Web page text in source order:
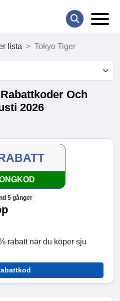
lista Tokyo Tiger
Och
2026
5 gånger
rabatt när du köper sju